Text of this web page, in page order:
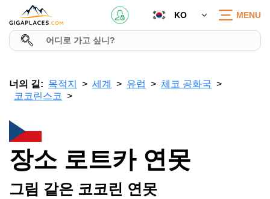
KO MENU
너의 길: 목적지 세계 유럽
체코 공화국
코코린스코
장소 로트카 연못
그림 같은 코코린 연못